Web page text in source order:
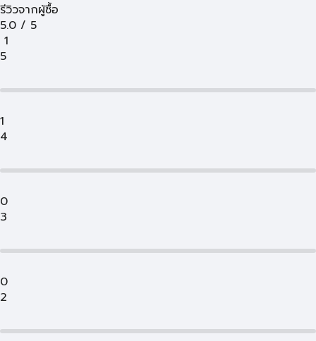
รีวิวจากผู้ซื้อ
5.0 / 5
1
5
1
4
0
3
0
2